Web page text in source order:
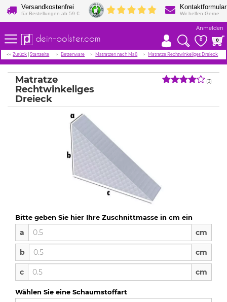
Versandkostenfrei
für Bestellungen ab 59 €
Kontaktformular
Wir helfen Gerne
dein-polster.com
Anmelden
0 0
<<Zurück |Startseite Bettenware Matratzen nach Maß Matratze Rechtwinkeliges Dreieck
Matratze
Rechtwinkeliges
Dreieck
(3)
Bitte geben Sie hier Ihre Zuschnittmasse in cm ein
a cm
b cm
c cm
Wählen Sie eine Schaumstoffart